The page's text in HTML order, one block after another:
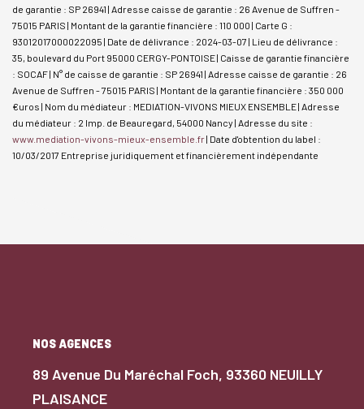
de garantie : SP 26941 | Adresse caisse de garantie : 26 Avenue de Suffren -
75015 PARIS | Montant de la garantie financière : 110 000 | Carte G :
93012017000022095 | Date de délivrance : 2024-03-07 | Lieu de délivrance :
35, boulevard du Port 95000 CERGY-PONTOISE | Caisse de garantie financière
: SOCAF | N° de caisse de garantie : SP 26941 | Adresse caisse de garantie : 26
Avenue de Suffren - 75015 PARIS | Montant de la garantie financière : 350 000
€uros | Nom du médiateur : MEDIATION-VIVONS MIEUX ENSEMBLE | Adresse
du médiateur : 2 Imp. de Beauregard, 54000 Nancy | Adresse du site :
www.mediation-vivons-mieux-ensemble.fr| Date d'obtention du label :
10/03/2017 Entreprise juridiquement et financièrement indépendante
NOS AGENCES
89 Avenue Du Maréchal Foch, 93360 NEUILLY
PLAISANCE